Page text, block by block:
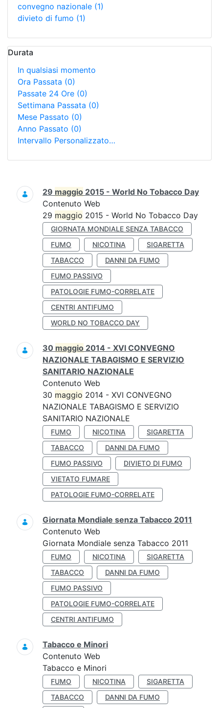
convegno nazionale (1)
divieto di fumo (1)
Durata
In qualsiasi momento
Ora Passata (0)
Passate 24 Ore (0)
Settimana Passata (0)
Mese Passato (0)
Anno Passato (0)
Intervallo Personalizzato…
Ricerca
29 maggio 2015 - World No Tobacco Day
Contenuto Web
29 maggio 2015 - World No Tobacco Day
GIORNATA MONDIALE SENZA TABACCO
FUMO
NICOTINA
SIGARETTA
TABACCO
DANNI DA FUMO
FUMO PASSIVO
PATOLOGIE FUMO-CORRELATE
CENTRI ANTIFUMO
WORLD NO TOBACCO DAY
30 maggio 2014 - XVI CONVEGNO
NAZIONALE TABAGISMO E SERVIZIO
SANITARIO NAZIONALE
Contenuto Web
30 maggio 2014 - XVI CONVEGNO
NAZIONALE TABAGISMO E SERVIZIO
SANITARIO NAZIONALE
FUMO NICOTINA
SIGARETTA
TABACCO
DANNI DA FUMO
FUMO PASSIVO
DIVIETO DI FUMO
VIETATO FUMARE
PATOLOGIE FUMO-CORRELATE
Giornata Mondiale senza Tabacco 2011
Contenuto Web
Giornata Mondiale senza Tabacco 2011
FUMO NICOTINA
SIGARETTA
TABACCO
DANNI DA FUMO
FUMO PASSIVO
PATOLOGIE FUMO-CORRELATE
CENTRI ANTIFUMO
Tabacco e Minori
Contenuto Web
Tabacco e Minori
FUMO NICOTINA
SIGARETTA
TABACCO
DANNI DA FUMO